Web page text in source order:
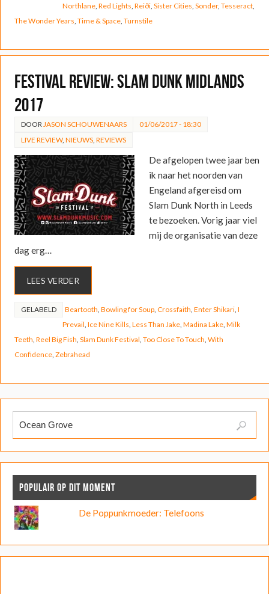
Northlane, Red Lights Reiði, Sister Cities Sonder, Tesseract,
The Wonder Years Time & Space, Turnstile
Festival Review: Slam Dunk Midlands
2017
DOOR JASON SCHOUWENAARS
01/06/2017 - 18:30
LIVE REVIEW, NIEUWS, REVIEWS
De afgelopen twee jaar ben
ik naar het noorden van
Engeland afgereisd om
Slam Dunk North in Leeds
te bezoeken. Vorig jaar viel
mij de organisatie van deze
dag erg…
LEES VERDER
GELABELD Beartooth Bowling for Soup, Crossfaith Enter Shikari, I
Prevail Ice Nine Kills Less Than Jake, Madina Lake, Milk
Teeth Reel Big Fish Slam Dunk Festival Too Close To Touch With
Confidence, Zebrahead
POPULAIR OP DIT MOMENT
De Poppunkmoeder: Telefoons